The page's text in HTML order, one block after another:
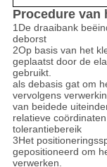
Procedure van
1De draaibank
deborst
2Op basis van het
geplaatst door de
gebruikt.
als debasis gat om
vervolgens
van beidede
relatieve
tolerantiebereik
3Het
gepositioneerd om
verwerken.